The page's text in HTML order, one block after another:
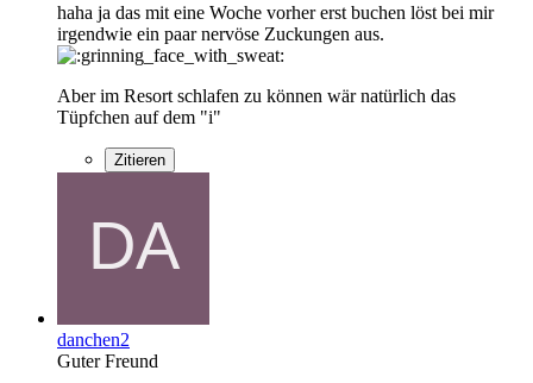
haha ja das mit eine Woche vorher erst buchen löst bei mir
irgendwie ein paar nervöse Zuckungen aus.
Aber im Resort schlafen zu können wär natürlich das
Tüpfchen auf dem "i"
Zitieren
danchen2
Guter Freund